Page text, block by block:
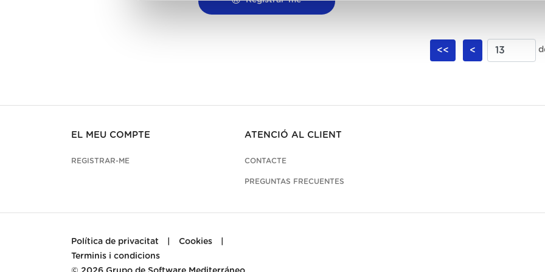
<< <
EL MEU COMPTE
REGISTRAR-ME
ATENCIÓ AL CLIENT
CONTACTE
PREGUNTAS FRECUENTES
Política de privacitat Cookies
Terminis i condicions